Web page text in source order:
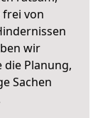
frei von
wir
Planung,
Sachen